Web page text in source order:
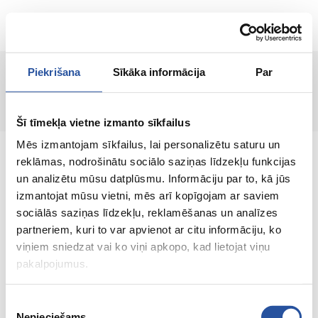
Piekrišana Sīkāka informācija Par
Šī tīmekļa vietne izmanto sīkfailus
Mēs izmantojam sīkfailus, lai personalizētu saturu un
reklāmas, nodrošinātu sociālo saziņas līdzekļu funkcijas
un analizētu mūsu datplūsmu. Informāciju par to, kā jūs
izmantojat mūsu vietni, mēs arī kopīgojam ar saviem
sociālās saziņas līdzekļu, reklamēšanas un analīzes
partneriem, kuri to var apvienot ar citu informāciju, ko
viņiem sniedzat vai ko viņi apkopo, kad lietojat viņu
pakalpojumus.
LT
Puslapis nerastas!
Internetinė parduotuvė su palankiomis
kainomis ir kokybiškomis prekėmis, kurioje
klientų pasitenkinimas yra mūsų pagrindinė
vertybė.
Viskas Tavo namams ir sodui!